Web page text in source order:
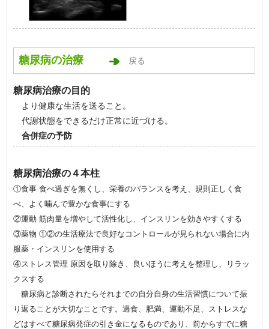
糖尿病の治療 戻る
糖尿病治療の目的
より健康な生活を送ること。
代謝状態をできるだけ正常に近づける。
合併症の予防
糖尿病治療の４本柱
①食事 食べ過ぎを無くし、栄養のバランスを考え、規則正しく食
べ、よく噛んで豊かな食事にする
②運動 筋肉量を増やして活性化し、インスリンを効きやすくする
③薬物 ①②の生活療法で良好なコントロールが見られない場合に内
服薬・インスリンを使用する
④ストレス管理 原因を取り除き、良いほうに考えを整理し、リラッ
クスする
糖尿病と診断されたらそれまでの自分自身の生活習慣について振
り返ることが大切なことです。過食、肥満、運動不足、ストレスな
どはすべて糖尿病発症の引き金になるものであり、前からすでに糖